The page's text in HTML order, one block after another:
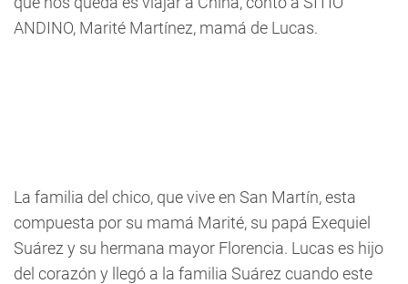
ANDINO, Marité Martínez, mamá de Lucas.
La familia del chico, que vive en San Martín, esta
compuesta por su mamá Marité, su papá Exequiel
Suárez y su hermana mayor Florencia. Lucas es hijo
del corazón y llegó a la familia Suárez cuando este